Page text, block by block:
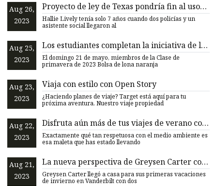
Aug 26,
2023
Proyecto de ley de Texas pondría fin al uso
de bolsas de basura para las cosas de los
niños de crianza
Hallie Lively tenía solo 7 años cuando dos policías y un
asistente social llegaron al
Aug 25,
2023
Los estudiantes completan la iniciativa de la
bolsa de lona naranja
El domingo 21 de mayo, miembros de la Clase de
primavera de 2023 Bolsa de lona naranja
Aug 23,
2023
Viaja con estilo con Open Story
¿Haciendo planes de viaje? Target está aquí para tu
próxima aventura. Nuestro viaje propiedad
Aug 22,
2023
Disfruta aún más de tus viajes de verano con
Eco
Exactamente qué tan respetuosa con el medio ambiente es
esa maleta que has estado llevando
Aug 21,
2023
La nueva perspectiva de Greysen Carter con
el béisbol de Vanderbilt después del incendio
forestal
Greysen Carter llegó a casa para sus primeras vacaciones
de invierno en Vanderbilt con dos